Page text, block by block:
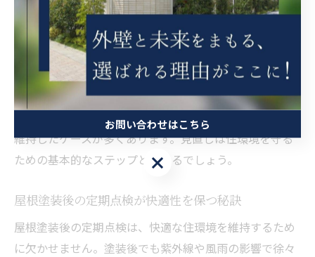
大阪府吹田市の多湿で変化に富む気候条件では、特に塗
膜の劣化が進みやすく、放置すると屋根材自体の損傷に
つながります。これにより修理費用が増大するリスクが
あるため、早めの塗装見直しが重要です。
実際に、当社の施工事例でも定期的な屋根塗装の見直し
によって雨漏りの発生を防ぎ、住まいの快適性を長期間
維持したケースが多くあります。見直しは住環境を守る
ための基本的なステップと言えるでしょう。
屋根塗装後の定期点検が快適性を保つ秘訣
屋根塗装後の定期点検は、快適な住環境を維持するため
に欠かせません。塗装後でも紫外線や風雨の影響で徐々
お問い合わせはこちら
お問い合わせはこちら